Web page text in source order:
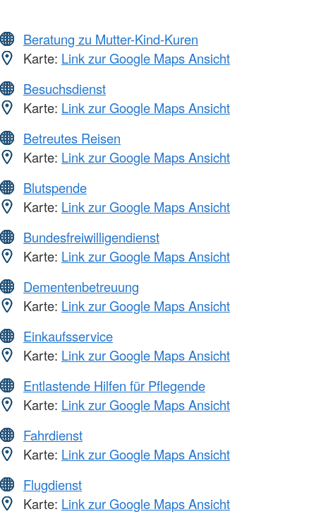
Beratung zu Mutter-Kind-Kuren
Karte: Link zur Google Maps Ansicht
Besuchsdienst
Karte: Link zur Google Maps Ansicht
Betreutes Reisen
Karte: Link zur Google Maps Ansicht
Blutspende
Karte: Link zur Google Maps Ansicht
Bundesfreiwilligendienst
Karte: Link zur Google Maps Ansicht
Dementenbetreuung
Karte: Link zur Google Maps Ansicht
Einkaufsservice
Karte: Link zur Google Maps Ansicht
Entlastende Hilfen für Pflegende
Karte: Link zur Google Maps Ansicht
Fahrdienst
Karte: Link zur Google Maps Ansicht
Flugdienst
Karte: Link zur Google Maps Ansicht